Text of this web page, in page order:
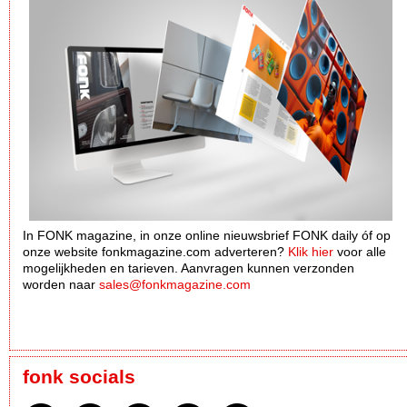
In FONK magazine, in onze online nieuwsbrief FONK daily óf op
onze website fonkmagazine.com adverteren? Klik hier voor alle
mogelijkheden en tarieven. Aanvragen kunnen verzonden
worden naar sales@fonkmagazine.com
fonk socials